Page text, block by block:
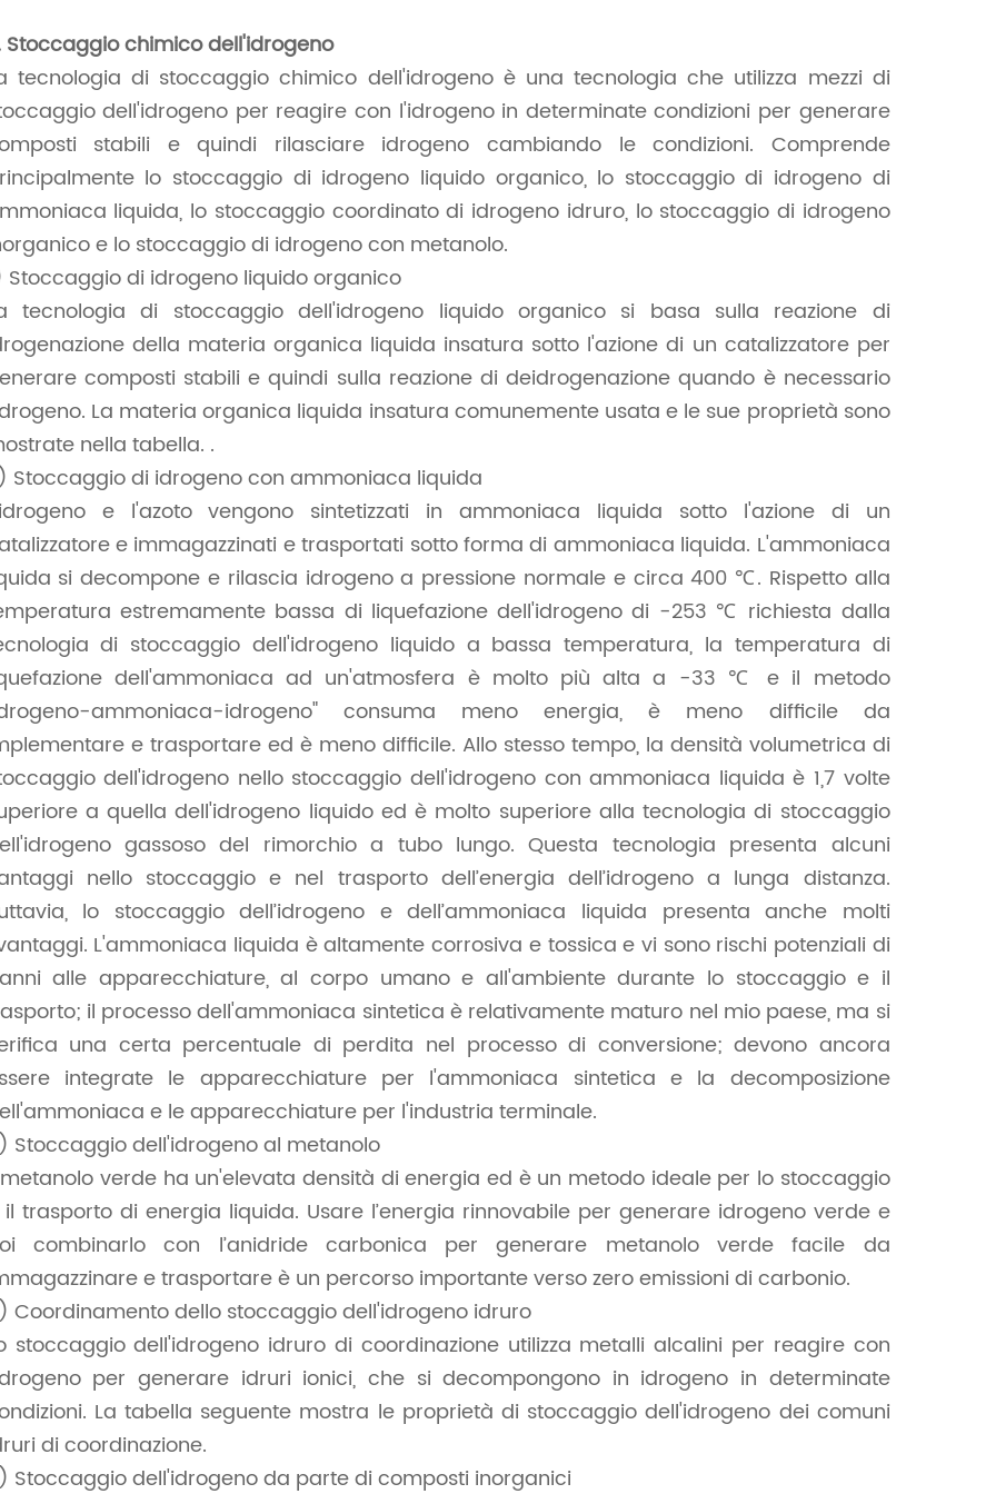
Stoccaggio chimico dell'idrogeno
tecnologia di stoccaggio chimico dell'idrogeno è una tecnologia che utilizza mezzi di
dell'idrogeno per reagire con l'idrogeno in determinate condizioni per generare
stabili e quindi rilasciare idrogeno cambiando le condizioni. Comprende
lo stoccaggio di idrogeno liquido organico, lo stoccaggio di idrogeno di
liquida, lo stoccaggio coordinato di idrogeno idruro, lo stoccaggio di idrogeno
e lo stoccaggio di idrogeno con metanolo.
Stoccaggio di idrogeno liquido organico
tecnologia di stoccaggio dell'idrogeno liquido organico si basa sulla reazione di
della materia organica liquida insatura sotto l'azione di un catalizzatore per
composti stabili e quindi sulla reazione di deidrogenazione quando è necessario
La materia organica liquida insatura comunemente usata e le sue proprietà sono
nella tabella. .
Stoccaggio di idrogeno con ammoniaca liquida
e l'azoto vengono sintetizzati in ammoniaca liquida sotto l'azione di un
e immagazzinati e trasportati sotto forma di ammoniaca liquida. L'ammoniaca
si decompone e rilascia idrogeno a pressione normale e circa 400 ℃. Rispetto alla
estremamente bassa di liquefazione dell'idrogeno di -253 ℃ richiesta dalla
di stoccaggio dell'idrogeno liquido a bassa temperatura, la temperatura di
dell'ammoniaca ad un'atmosfera è molto più alta a -33 ℃ e il metodo
ammoniaca-idrogeno" consuma meno energia, è meno difficile da
e trasportare ed è meno difficile. Allo stesso tempo, la densità volumetrica di
dell'idrogeno nello stoccaggio dell'idrogeno con ammoniaca liquida è 1,7 volte
a quella dell'idrogeno liquido ed è molto superiore alla tecnologia di stoccaggio
gassoso del rimorchio a tubo lungo. Questa tecnologia presenta alcuni
nello stoccaggio e nel trasporto dell’energia dell’idrogeno a lunga distanza.
lo stoccaggio dell’idrogeno e dell’ammoniaca liquida presenta anche molti
L'ammoniaca liquida è altamente corrosiva e tossica e vi sono rischi potenziali di
alle apparecchiature, al corpo umano e all'ambiente durante lo stoccaggio e il
il processo dell'ammoniaca sintetica è relativamente maturo nel mio paese, ma si
una certa percentuale di perdita nel processo di conversione; devono ancora
integrate le apparecchiature per l'ammoniaca sintetica e la decomposizione
e le apparecchiature per l'industria terminale.
Stoccaggio dell'idrogeno al metanolo
verde ha un'elevata densità di energia ed è un metodo ideale per lo stoccaggio
trasporto di energia liquida. Usare l’energia rinnovabile per generare idrogeno verde e
combinarlo con l’anidride carbonica per generare metanolo verde facile da
e trasportare è un percorso importante verso zero emissioni di carbonio.
Coordinamento dello stoccaggio dell'idrogeno idruro
stoccaggio dell'idrogeno idruro di coordinazione utilizza metalli alcalini per reagire con
per generare idruri ionici, che si decompongono in idrogeno in determinate
La tabella seguente mostra le proprietà di stoccaggio dell'idrogeno dei comuni
di coordinazione.
Stoccaggio dell'idrogeno da parte di composti inorganici